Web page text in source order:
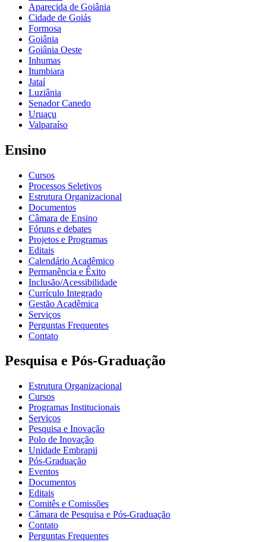
Aparecida de Goiânia
Cidade de Goiás
Formosa
Goiânia
Goiânia Oeste
Inhumas
Itumbiara
Jataí
Luziânia
Senador Canedo
Uruaçu
Valparaíso
Ensino
Cursos
Processos Seletivos
Estrutura Organizacional
Documentos
Câmara de Ensino
Fóruns e debates
Projetos e Programas
Editais
Calendário Acadêmico
Permanência e Êxito
Inclusão/Acessibilidade
Currículo Integrado
Gestão Acadêmica
Serviços
Perguntas Frequentes
Contato
Pesquisa e Pós-Graduação
Estrutura Organizacional
Cursos
Programas Institucionais
Serviços
Pesquisa e Inovação
Polo de Inovação
Unidade Embrapii
Pós-Graduação
Eventos
Documentos
Editais
Comitês e Comissões
Câmara de Pesquisa e Pós-Graduação
Contato
Perguntas Frequentes